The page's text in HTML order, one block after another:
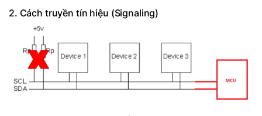
2. Cách truyền tín hiệu (Signaling)